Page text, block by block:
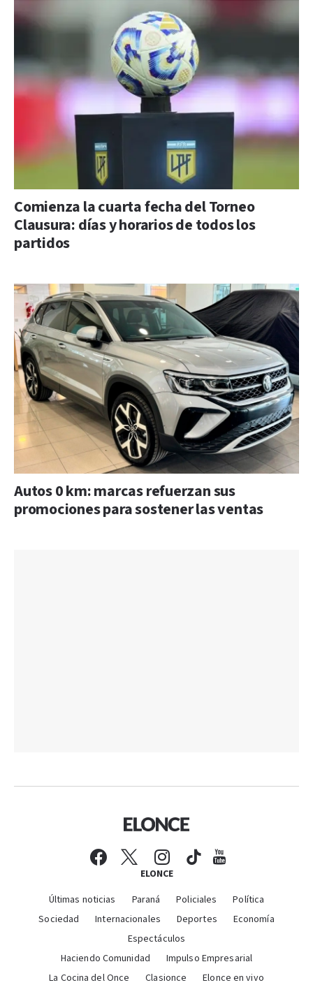
Comienza la cuarta fecha del Torneo
Clausura: días y horarios de todos los
partidos
Autos 0 km: marcas refuerzan sus
promociones para sostener las ventas
ELONCE
Últimas noticias Paraná Policiales
Política
Sociedad
Internacionales Deportes
Economía
Espectáculos
Haciendo Comunidad
Impulso Empresarial
La Cocina del Once
Clasionce Elonce en vivo